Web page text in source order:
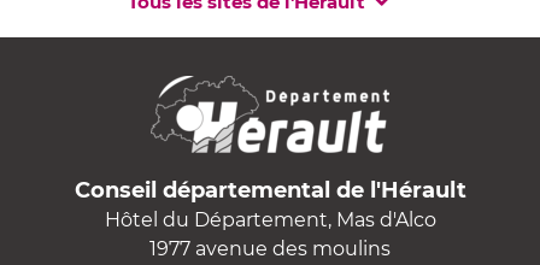
Conseil départemental de l'Hérault
Hôtel du Département, Mas d'Alco
1977 avenue des moulins